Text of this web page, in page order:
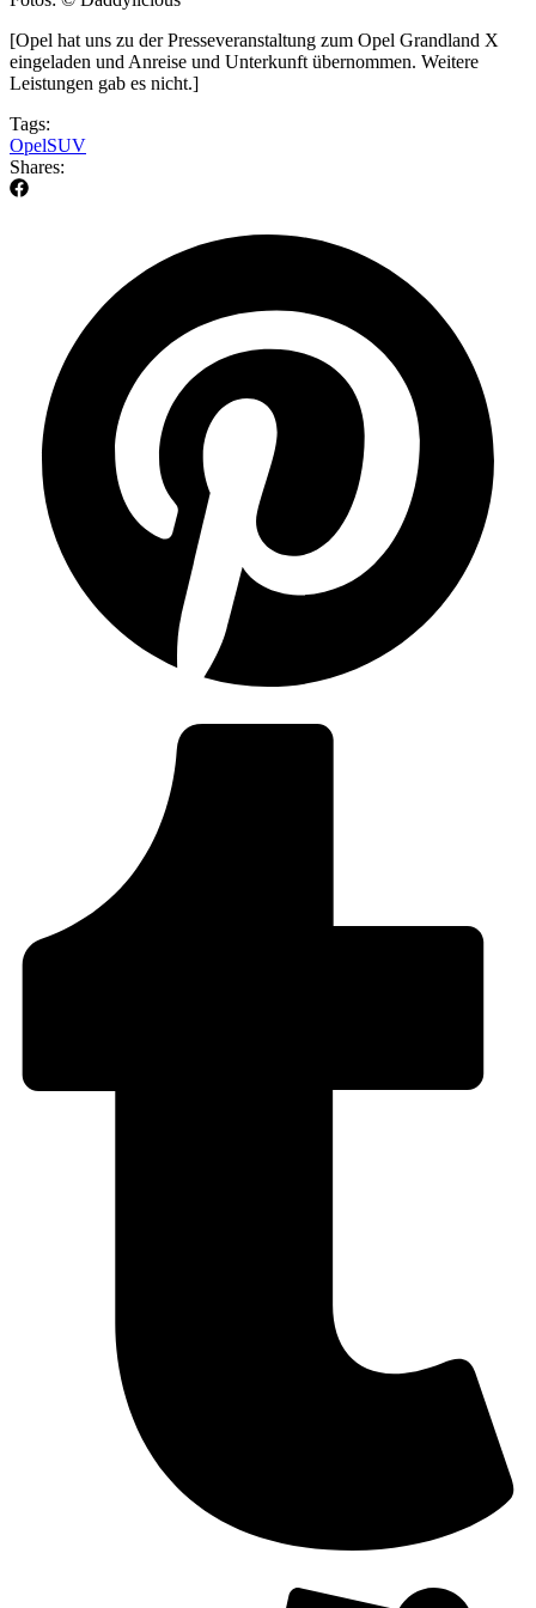
[Opel hat uns zu der Presseveranstaltung zum Opel Grandland X
eingeladen und Anreise und Unterkunft übernommen. Weitere
Leistungen gab es nicht.]
Tags:
OpelSUV
Shares: